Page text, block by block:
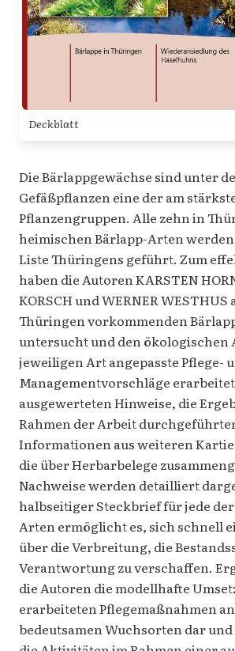
Deckblatt
Die Bärlappgewächse sind unter
Gefäßpflanzen eine der am
Pflanzengruppen. Alle zehn in
heimischen Bärlapp-Arten
Liste Thüringens geführt. Zum
haben die Autoren KARSTEN
KORSCH und WERNER WESTHUS
Thüringen vorkommenden
untersucht und den ökologischen
jeweiligen Art angepasste Pflege-
Managementvorschläge
ausgewerteten Hinweise, die
Rahmen der Arbeit
Informationen aus weiteren
die über Herbarbelege
Nachweise werden detailliert
halbseitiger Steckbrief für jede
Arten ermöglicht es, sich schnell
über die Verbreitung, die
Verantwortung zu verschaffen.
die Autoren die modellhafte
erarbeiteten Pflegemaßnahmen
bedeutsamen Wuchsorten dar